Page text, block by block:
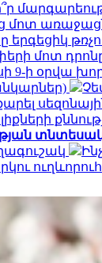
մոտ
9-ի օրվա